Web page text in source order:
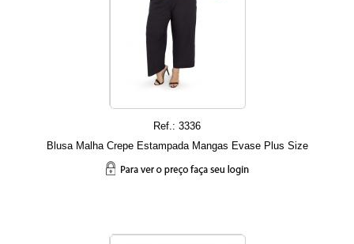
Ref.: 3336
Blusa Malha Crepe Estampada Mangas Evase Plus Size